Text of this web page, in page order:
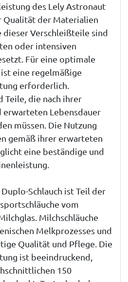
des Lely Astronaut
Qualität der Materialien
dieser Verschleißteile sind
oder intensiven
Für eine optimale
eine regelmäßige
erforderlich.
Teile, die nach ihrer
erwarteten Lebensdauer
müssen. Die Nutzung
gemäß ihrer erwarteten
eine beständige und
Schlauch ist Teil der
vom
Milchschläuche
Melkprozesses und
Qualität und Pflege. Die
ist beeindruckend,
150